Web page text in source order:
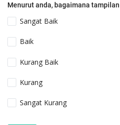
Menurut anda, bagaimana
Sangat Baik
Baik
Kurang Baik
Kurang
Sangat Kurang